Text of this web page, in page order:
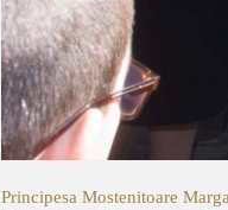
Principesa Mostenitoare